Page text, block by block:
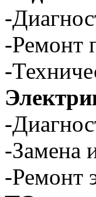
-
-Ремонт
-
-
-Замена
-Ремонт